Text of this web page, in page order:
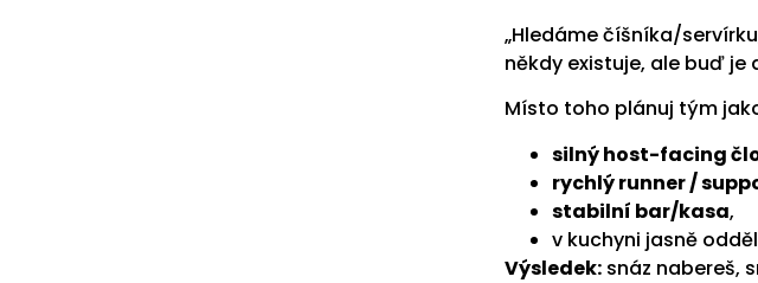
„Hledáme číšníka/
někdy existuje, ale buď je
Místo toho plánuj tým
silný host-facing
rychlý runner /
stabilní bar/kasa,
v kuchyni jasně
Výsledek: snáz nabereš,